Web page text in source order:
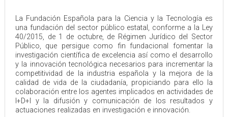
La Fundación Española para la Ciencia y la Tecnología es
una fundación del sector público estatal, conforme a la Ley
40/2015, de 1 de octubre, de Régimen Jurídico del Sector
Público, que persigue como fin fundacional fomentar la
investigación científica de excelencia así como el desarrollo
y la innovación tecnológica necesarios para incrementar la
competitividad de la industria española y la mejora de la
calidad de vida de la ciudadanía, propiciando para ello la
colaboración entre los agentes implicados en actividades de
I+D+I y la difusión y comunicación de los resultados y
actuaciones realizadas en investigación e innovación.